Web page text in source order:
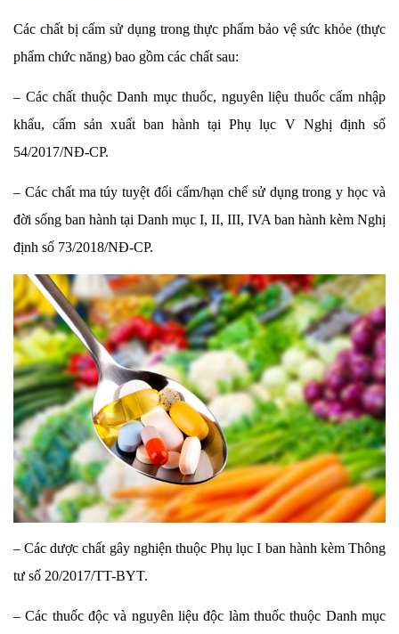
Các chất bị cấm sử dụng trong thực phẩm bảo vệ sức khỏe (thực
phẩm chức năng) bao gồm các chất sau:
– Các chất thuộc Danh mục thuốc, nguyên liệu thuốc cấm nhập
khẩu, cấm sản xuất ban hành tại Phụ lục V Nghị định số
54/2017/NĐ-CP.
– Các chất ma túy tuyệt đối cấm/hạn chế sử dụng trong y học và
đời sống ban hành tại Danh mục I, II, III, IVA ban hành kèm Nghị
định số 73/2018/NĐ-CP.
– Các dược chất gây nghiện thuộc Phụ lục I ban hành kèm Thông
tư số 20/2017/TT-BYT.
– Các thuốc độc và nguyên liệu độc làm thuốc thuộc Danh mục